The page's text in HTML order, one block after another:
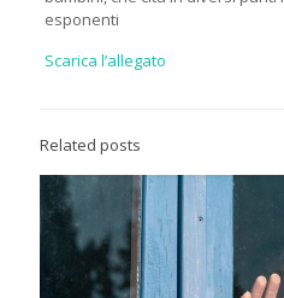
esponenti
Scarica l’allegato
Related posts